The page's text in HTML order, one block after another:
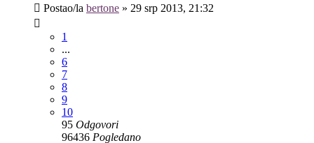
Postao/la bertone » 29 srp 2013, 21:32
1
...
6
7
8
9
10
95 Odgovori
96436 Pogledano